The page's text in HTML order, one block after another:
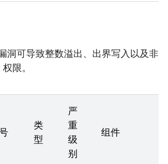
洞可导致整数溢出、出界写入以及非
限。
类
型
严
重
级
别
组件